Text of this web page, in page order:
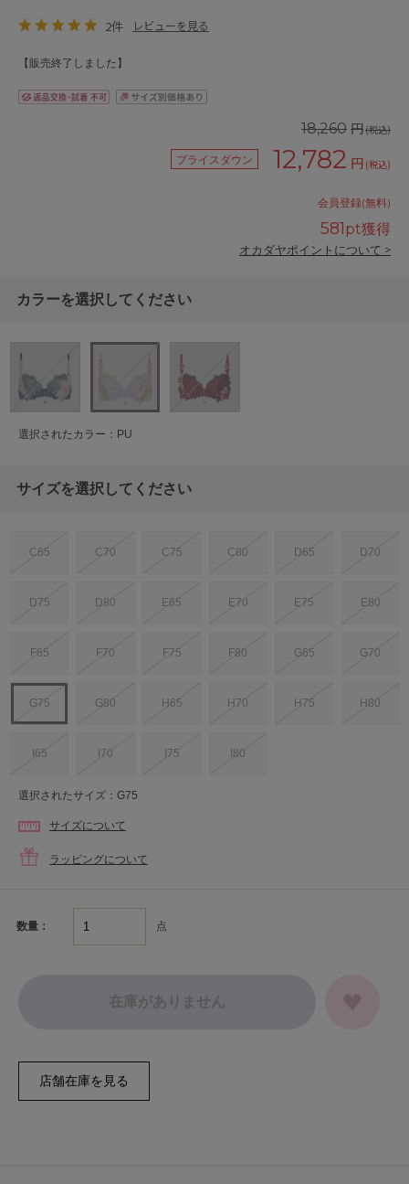
2件 レビューを見る
【販売終了しました】
18,260 円(税込)
プライスダウン 12,782 円 (税込)
会員登録(無料)
581pt獲得
オカダヤポイントについて >
カラーを選択してください
選択されたカラー：PU
サイズを選択してください
C65 C70 C75 C80 D65 D70
D75 D80 E65 E70 E75 E80
F65 F70 F75 F80 G65 G70
G75 G80 H65 H70 H75 H80
I65 I70 I75 I80
選択されたサイズ：G75
サイズについて
ラッピングについて
数量： 点
在庫がありません